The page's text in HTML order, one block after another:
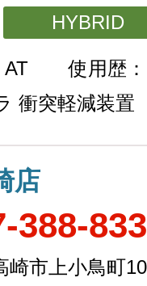
HYBRID
AT
使用歴
衝突軽減装置
店
388-
崎市上小鳥町